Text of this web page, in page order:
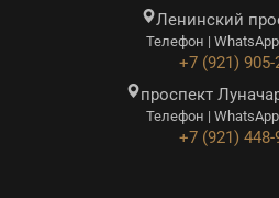
Ленинский
Телефон |
+7 (921) 905-
проспект
Телефон |
+7 (921) 448-